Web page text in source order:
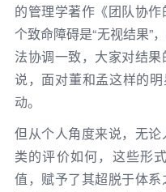
的管理学著作《团队协
个致命障碍是“无视结果”
法协调一致，大家对结
说，面对董和孟这样的
动。
但从个人角度来说，无
类的评价如何，这些形
值，赋予了其超脱于体